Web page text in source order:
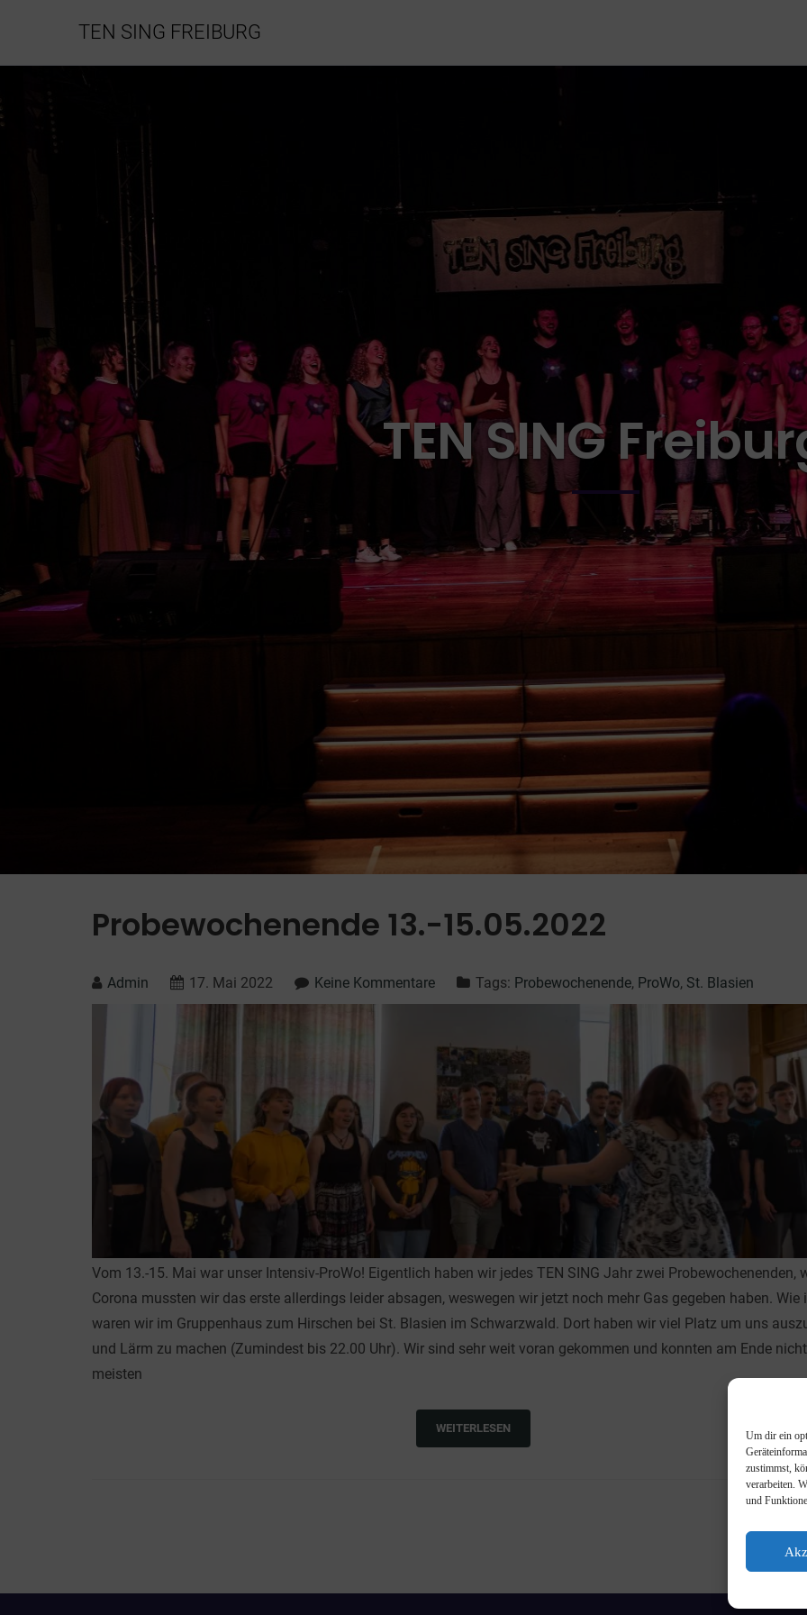
Um dir ein
zustimmst,
verarbeiten.
und
TEN SING FREIBURG
TEN SING
Probewochenende 13.-15.05.2022
Admin 17. Mai 2022 Keine Kommentare Tags: Probewochenende, ProWo, St. Blasien
Vom 13.-15. Mai war unser Intensiv-ProWo! Eigentlich haben wir jedes TEN SING Jahr zwei Probewochenenden,
Corona mussten wir das erste allerdings leider absagen, weswegen wir jetzt noch mehr Gas gegeben haben. Wie
waren wir im Gruppenhaus zum Hirschen bei St. Blasien im Schwarzwald. Dort haben wir viel Platz um uns
und Lärm zu machen (Zumindest bis 22.00 Uhr). Wir sind sehr weit voran gekommen und konnten am Ende
meisten
WEITERLESEN